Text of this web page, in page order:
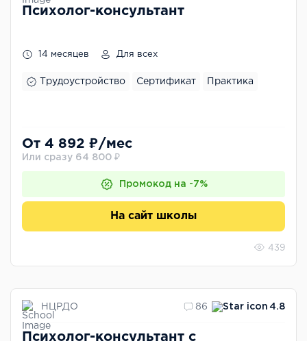
Психолог-консультант
14 месяцев Для всех
Трудоустройство Сертификат Практика
От 4 892 ₽/мес
Или сразу 64 800 ₽
Промокод на -7%
На сайт школы
439
НЦРДО 86 4.8
Психолог-консультант с